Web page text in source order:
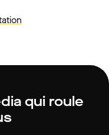
qui roule